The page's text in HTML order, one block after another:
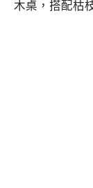
木桌，搭配枯